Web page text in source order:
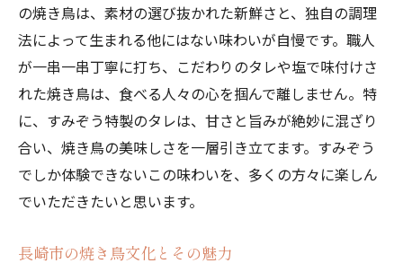
の焼き鳥は、素材の選び抜かれた新鮮さと、独自の調理
法によって生まれる他にはない味わいが自慢です。職人
が一串一串丁寧に打ち、こだわりのタレや塩で味付けさ
れた焼き鳥は、食べる人々の心を掴んで離しません。特
に、すみぞう特製のタレは、甘さと旨みが絶妙に混ざり
合い、焼き鳥の美味しさを一層引き立てます。すみぞう
でしか体験できないこの味わいを、多くの方々に楽しん
でいただきたいと思います。
長崎市の焼き鳥文化とその魅力